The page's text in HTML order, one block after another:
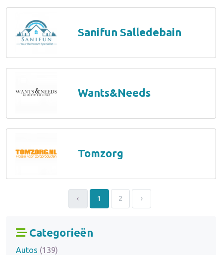
Sanifun Salledebain
Wants&Needs
Tomzorg
‹ 1 2 ›
Categorieën
Autos (139)